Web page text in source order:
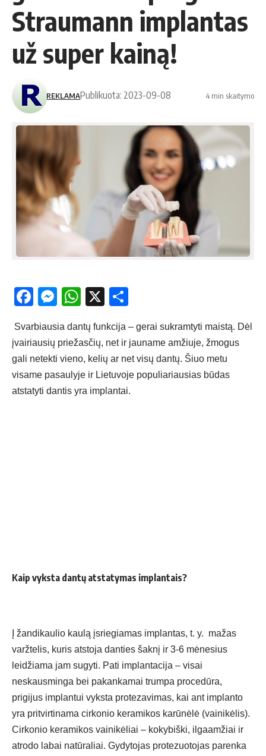
Straumann implantas
už super kainą!
REKLAMAPublikuota: 2023-09-08 4 min skaitymo
Facebook
Messenger
WhatsApp
X
Svarbiausia dantų funkcija – gerai sukramtyti maistą. Dėl
įvairiausių priežasčių, net ir jauname amžiuje, žmogus
gali netekti vieno, kelių ar net visų dantų. Šiuo metu
visame pasaulyje ir Lietuvoje populiariausias būdas
atstatyti dantis yra implantai.
Kaip vyksta dantų atstatymas implantais?
Į žandikaulio kaulą įsriegiamas implantas, t. y. mažas
varžtelis, kuris atstoja danties šaknį ir 3-6 mėnesius
leidžiama jam sugyti. Pati implantacija – visai
neskausminga bei pakankamai trumpa procedūra,
prigijus implantui vyksta protezavimas, kai ant implanto
yra pritvirtinama cirkonio keramikos karūnėlė (vainikėlis).
Cirkonio keramikos vainikėliai – kokybiški, ilgaamžiai ir
atrodo labai natūraliai. Gydytojas protezuotojas parenka